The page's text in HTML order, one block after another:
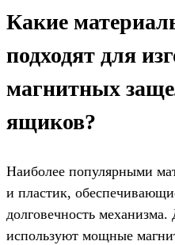
Какие
подходят для
магнитных
ящиков?
Наиболее популярными
и пластик,
долговечность
используют мощные